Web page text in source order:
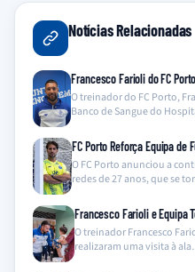
Notícias Relacionadas
Francesco Farioli do FC
O treinador do FC Porto,
Banco de Sangue do
FC Porto Reforça Equipa de
O FC Porto anunciou a
redes de 27 anos, que se
Francesco Farioli e Equipa
O treinador Francesco
realizaram uma visita à